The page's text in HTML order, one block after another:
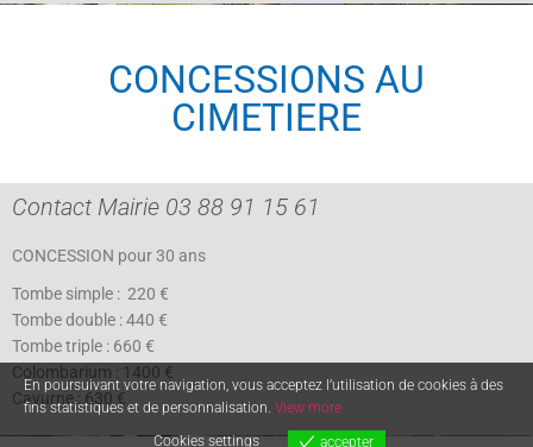
CONCESSIONS AU
CIMETIERE
Contact Mairie 03 88 91 15 61
CONCESSION pour 30 ans
Tombe simple : 220 €
Tombe double : 440 €
Tombe triple : 660 €
Colombarium : 1400 €
Cavurne : 630 €
En poursuivant votre navigation, vous acceptez l’utilisation de cookies à des
fins statistiques et de personnalisation. View more
Cookies settings
accepter